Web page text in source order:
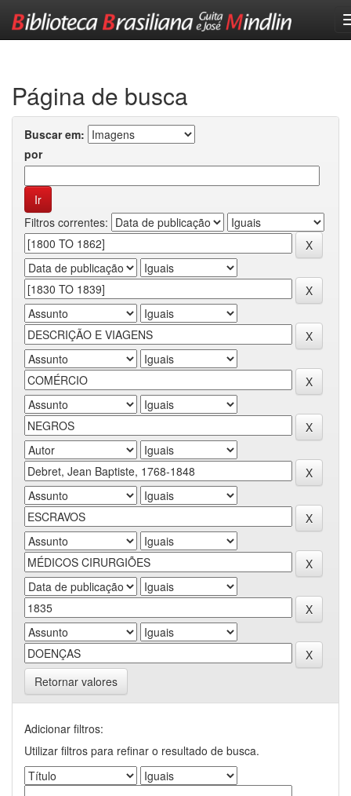
Página de busca
Buscar em:
por
Filtros correntes:
Retornar valores
Adicionar filtros:
Utilizar filtros para refinar o resultado de busca.